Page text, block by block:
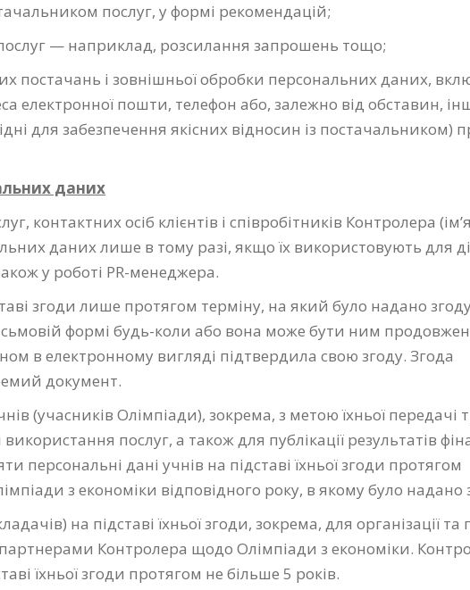
послуг, у формі рекомендацій;
— наприклад, розсилання запрошень тощо;
постачань і зовнішньої обробки персональних даних,
електронної пошти, телефон або, залежно від обставин,
для забезпечення якісних відносин із постачальником)
даних
контактних осіб клієнтів і співробітників Контролера
даних лише в тому разі, якщо їх використовують для
у роботі PR-менеджера.
згоди лише протягом терміну, на який було надано
формі будь-коли або вона може бути ним
в електронному вигляді підтвердила свою згоду. Згода
документ.
(учасників Олімпіади), зокрема, з метою їхньої передачі
послуг, а також для публікації результатів
дані учнів на підставі їхньої згоди протягом
з економіки відповідного року, в якому було надано
на підставі їхньої згоди, зокрема, для організації
Контролера щодо Олімпіади з економіки.
їхньої згоди протягом не більше 5 років.